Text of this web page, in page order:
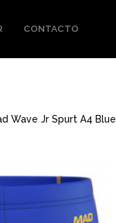
CONTACTO
Wave Jr Spurt A4 Blue